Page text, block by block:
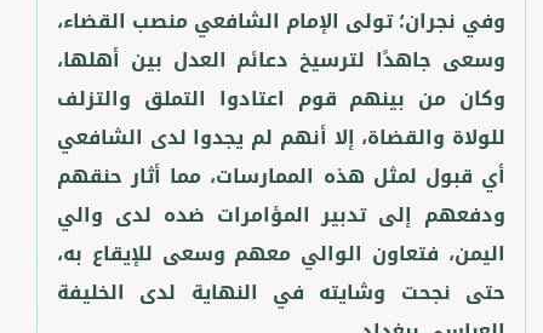
وفي نجران؛ تولى الإمام الشافعي منصب القضاء،
وسعى جاهدًا لترسيخ دعائم العدل بين أهلها،
وكان من بينهم قوم اعتادوا التملق والتزلف
للولاة والقضاة، إلا أنهم لم يجدوا لدى الشافعي
أي قبول لمثل هذه الممارسات، مما أثار حنقهم
ودفعهم إلى تدبير المؤامرات ضده لدى والي
اليمن، فتعاون الوالي معهم وسعى للإيقاع به،
حتى نجحت وشايته في النهاية لدى الخليفة